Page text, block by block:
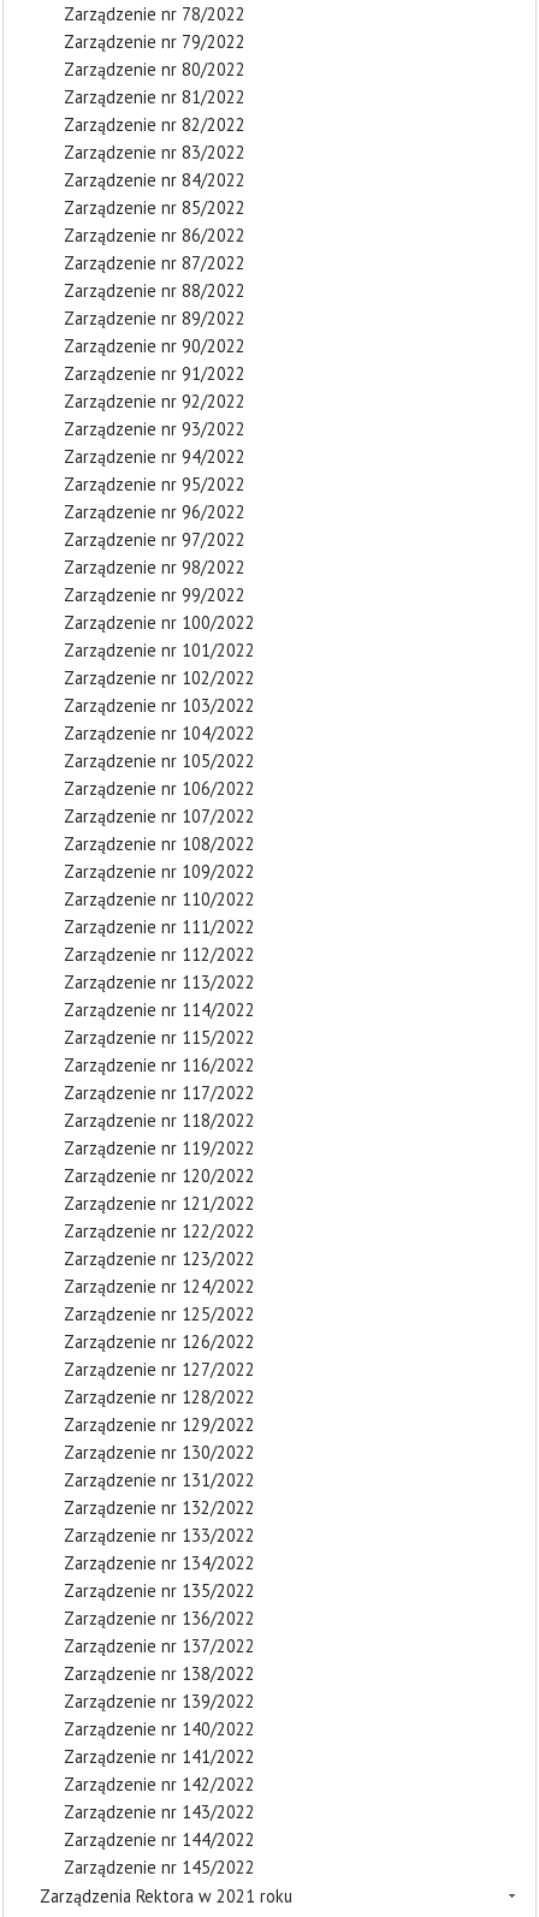
Zarządzenie nr 78/2022
Zarządzenie nr 79/2022
Zarządzenie nr 80/2022
Zarządzenie nr 81/2022
Zarządzenie nr 82/2022
Zarządzenie nr 83/2022
Zarządzenie nr 84/2022
Zarządzenie nr 85/2022
Zarządzenie nr 86/2022
Zarządzenie nr 87/2022
Zarządzenie nr 88/2022
Zarządzenie nr 89/2022
Zarządzenie nr 90/2022
Zarządzenie nr 91/2022
Zarządzenie nr 92/2022
Zarządzenie nr 93/2022
Zarządzenie nr 94/2022
Zarządzenie nr 95/2022
Zarządzenie nr 96/2022
Zarządzenie nr 97/2022
Zarządzenie nr 98/2022
Zarządzenie nr 99/2022
Zarządzenie nr 100/2022
Zarządzenie nr 101/2022
Zarządzenie nr 102/2022
Zarządzenie nr 103/2022
Zarządzenie nr 104/2022
Zarządzenie nr 105/2022
Zarządzenie nr 106/2022
Zarządzenie nr 107/2022
Zarządzenie nr 108/2022
Zarządzenie nr 109/2022
Zarządzenie nr 110/2022
Zarządzenie nr 111/2022
Zarządzenie nr 112/2022
Zarządzenie nr 113/2022
Zarządzenie nr 114/2022
Zarządzenie nr 115/2022
Zarządzenie nr 116/2022
Zarządzenie nr 117/2022
Zarządzenie nr 118/2022
Zarządzenie nr 119/2022
Zarządzenie nr 120/2022
Zarządzenie nr 121/2022
Zarządzenie nr 122/2022
Zarządzenie nr 123/2022
Zarządzenie nr 124/2022
Zarządzenie nr 125/2022
Zarządzenie nr 126/2022
Zarządzenie nr 127/2022
Zarządzenie nr 128/2022
Zarządzenie nr 129/2022
Zarządzenie nr 130/2022
Zarządzenie nr 131/2022
Zarządzenie nr 132/2022
Zarządzenie nr 133/2022
Zarządzenie nr 134/2022
Zarządzenie nr 135/2022
Zarządzenie nr 136/2022
Zarządzenie nr 137/2022
Zarządzenie nr 138/2022
Zarządzenie nr 139/2022
Zarządzenie nr 140/2022
Zarządzenie nr 141/2022
Zarządzenie nr 142/2022
Zarządzenie nr 143/2022
Zarządzenie nr 144/2022
Zarządzenie nr 145/2022
Zarządzenia Rektora w 2021 roku